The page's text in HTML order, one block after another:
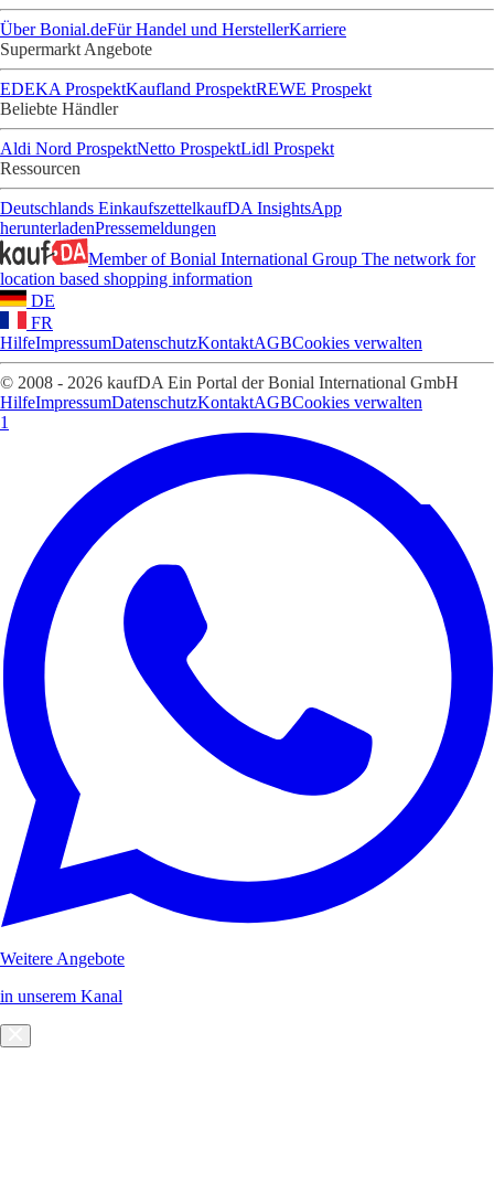
Über Bonial.deFür Handel und HerstellerKarriere
Supermarkt Angebote
EDEKA ProspektKaufland ProspektREWE Prospekt
Beliebte Händler
Aldi Nord ProspektNetto ProspektLidl Prospekt
Ressourcen
Deutschlands EinkaufszettelkaufDA InsightsApp
herunterladenPressemeldungen
Member of Bonial International Group The network for
location based shopping information
DE
FR
HilfeImpressumDatenschutzKontaktAGBCookies verwalten
© 2008 - 2026 kaufDA Ein Portal der Bonial International GmbH
HilfeImpressumDatenschutzKontaktAGBCookies verwalten
1
Weitere Angebote
in unserem Kanal